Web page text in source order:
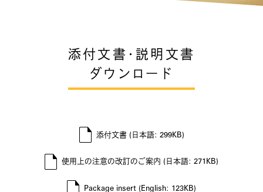
添付文書・説明文書
ダウンロード
添付文書 (日本語: 299KB)
使用上の注意の改訂のご案内 (日本語: 271KB)
Package insert (English: 123KB)